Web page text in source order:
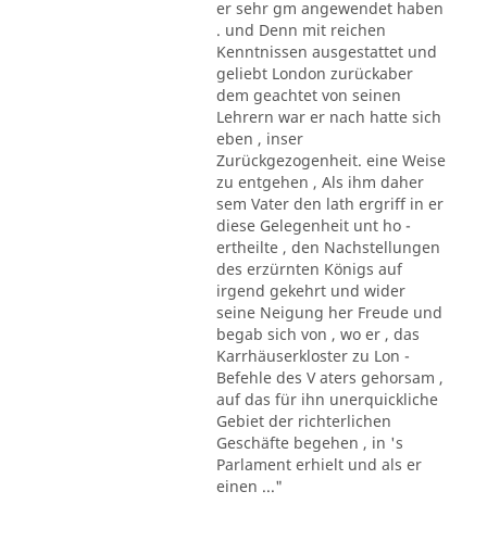
er sehr gm angewendet haben
. und Denn mit reichen
Kenntnissen ausgestattet und
geliebt London zurückaber
dem geachtet von seinen
Lehrern war er nach hatte sich
eben , inser
Zurückgezogenheit. eine Weise
zu entgehen , Als ihm daher
sem Vater den lath ergriff in er
diese Gelegenheit unt ho -
ertheilte , den Nachstellungen
des erzürnten Königs auf
irgend gekehrt und wider
seine Neigung her Freude und
begab sich von , wo er , das
Karrhäuserkloster zu Lon -
Befehle des V aters gehorsam ,
auf das für ihn unerquickliche
Gebiet der richterlichen
Geschäfte begehen , in 's
Parlament erhielt und als er
einen ..."